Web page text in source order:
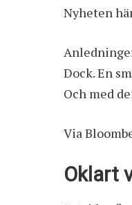
Nyheten
Dock. En
Och med
Via
Oklart